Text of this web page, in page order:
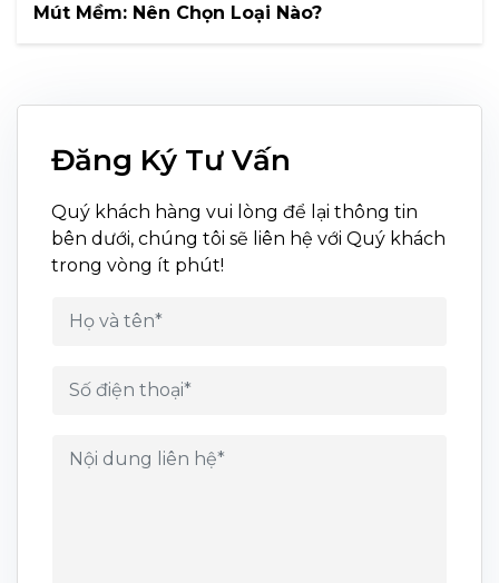
Mút Mềm: Nên Chọn Loại Nào?
Đăng Ký Tư Vấn
Quý khách hàng vui lòng để lại thông tin
bên dưới, chúng tôi sẽ liên hệ với Quý khách
trong vòng ít phút!